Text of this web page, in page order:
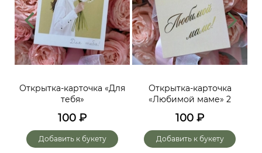
Открытка-карточка «Для
тебя»
100 ₽
Добавить к букету
Открытка-карточка
«Любимой маме» 2
100 ₽
Добавить к букету